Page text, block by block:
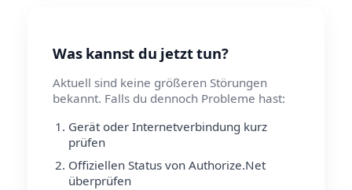
Was kannst du jetzt tun?
Aktuell sind keine größeren Störungen
bekannt. Falls du dennoch Probleme hast:
Gerät oder Internetverbindung kurz
prüfen
Offiziellen Status von Authorize.Net
überprüfen